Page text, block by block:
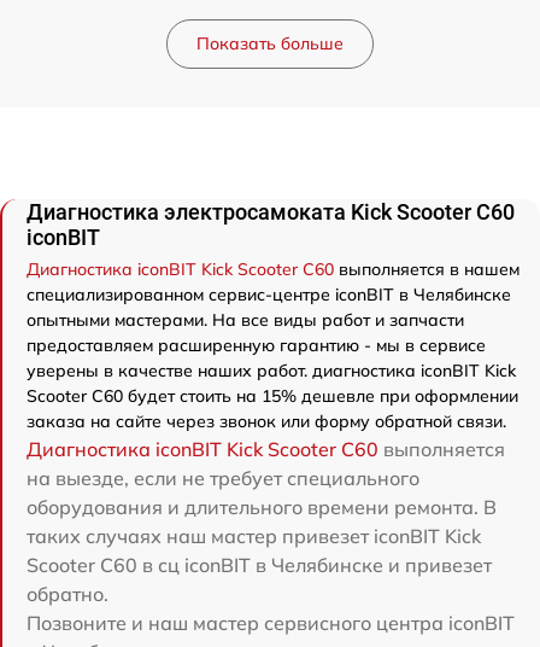
Показать больше
Диагностика электросамоката Kick Scooter C60
iconBIT
Диагностика iconBIT Kick Scooter C60 выполняется в нашем
специализированном сервис-центре iconBIT в Челябинске
опытными мастерами. На все виды работ и запчасти
предоставляем расширенную гарантию - мы в сервисе
уверены в качестве наших работ. диагностика iconBIT Kick
Scooter C60 будет стоить на 15% дешевле при оформлении
заказа на сайте через звонок или форму обратной связи.
Диагностика iconBIT Kick Scooter C60 выполняется
на выезде, если не требует специального
оборудования и длительного времени ремонта. В
таких случаях наш мастер привезет iconBIT Kick
Scooter C60 в сц iconBIT в Челябинске и привезет
обратно.
Позвоните и наш мастер сервисного центра iconBIT